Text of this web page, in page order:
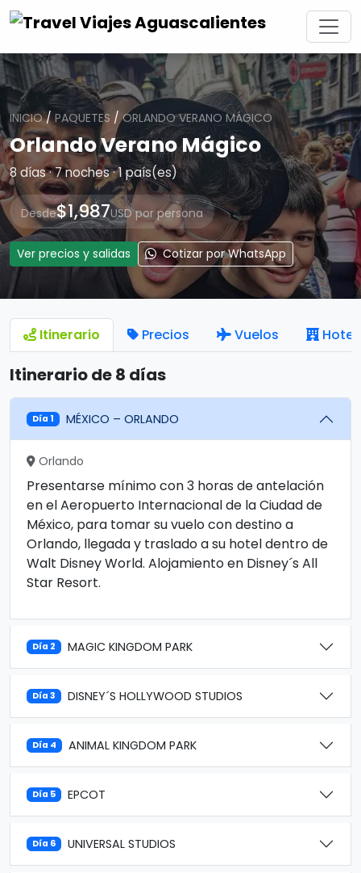
INICIO/PAQUETES /ORLANDO VERANO MÁGICO
Orlando Verano Mágico
8 días · 7 noches · 1 país(es)
Desde$1,987USD por persona
Ver precios y salidas Cotizar por WhatsApp
Itinerario Precios Vuelos
Itinerario de 8 días
Día 1 MÉXICO – ORLANDO
Orlando
Presentarse mínimo con 3 horas de antelación
en el Aeropuerto Internacional de la Ciudad de
México, para tomar su vuelo con destino a
Orlando, llegada y traslado a su hotel dentro de
Walt Disney World. Alojamiento en Disney´s All
Star Resort.
Día 2 MAGIC KINGDOM PARK
Día 3 DISNEY´S HOLLYWOOD STUDIOS
Día 4 ANIMAL KINGDOM PARK
Día 5 EPCOT
Día 6 UNIVERSAL STUDIOS